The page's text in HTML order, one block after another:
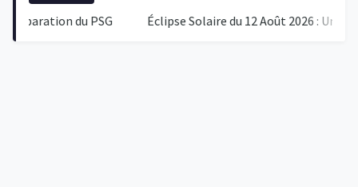
du PSG Éclipse Solaire du 12 Août 2026 : Un